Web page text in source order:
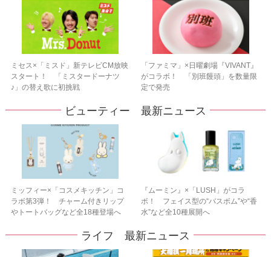
ミセス×「ミスド」新テレビCM放映
スタート！ 「ミスタードーナツ
♪」の替え歌に初挑戦
「ファミマ」×日曜劇場『VIVANT』
がコラボ！ 「別班饅頭」を数量限
定で発売
ビューティー 最新ニュース
ミッフィー×「コスメキッチン」コ
ラボ第3弾！ チャーム付きリップ
やトートバッグなど全18種登場へ
『ムーミン』×「LUSH」がコラ
ボ！ フェイス型の“バスボム”や“香
水”など全10種展開へ
ライフ 最新ニュース